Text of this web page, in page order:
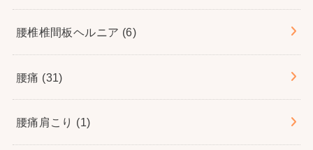
腰椎椎間板ヘルニア (6)
腰痛 (31)
腰痛肩こり (1)